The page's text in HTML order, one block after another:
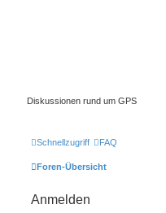
Diskussionen rund um GPS
Schnellzugriff FAQ
Foren-Übersicht
Anmelden